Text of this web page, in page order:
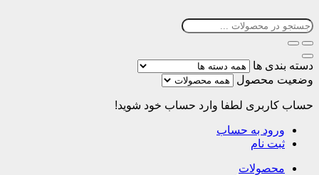
دسته بندی ها
وضعیت محصول
حساب کاربری لطفا وارد حساب خود شوید!
ورود به حساب
ثبت نام
محصولات